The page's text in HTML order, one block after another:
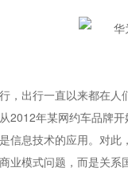
，出行一直以来都在人
2012年某网约车品牌
信息技术的应用。对
业模式问题，而是关系